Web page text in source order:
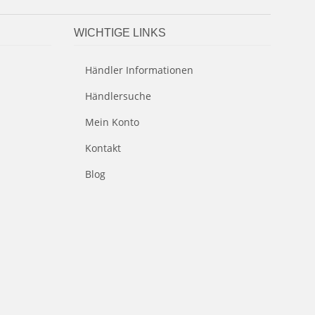
WICHTIGE LINKS
Händler Informationen
Händlersuche
Mein Konto
Kontakt
Blog